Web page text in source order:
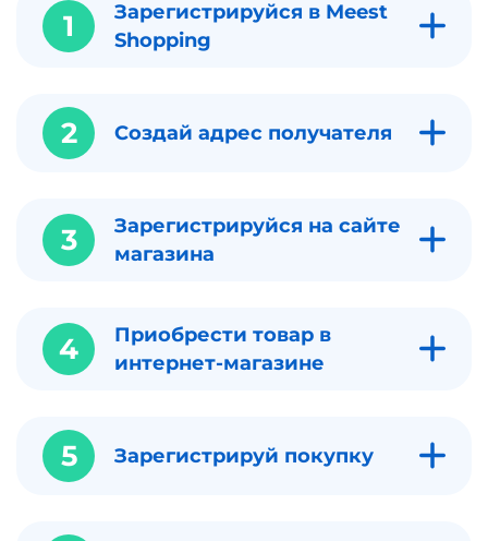
1
Зарегистрируйся в Meest
Shopping
2 Создай адрес получателя
3
Зарегистрируйся на сайте
магазина
4
Приобрести товар в
интернет-магазине
5 Зарегистрируй покупку